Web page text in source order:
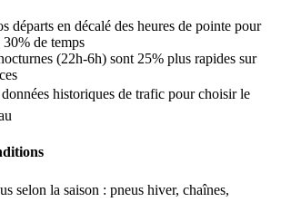
départs en décalé des heures de pointe pour
de temps
(22h-6h) sont 25% plus rapides sur
historiques de trafic pour choisir le
selon la saison : pneus hiver, chaînes,